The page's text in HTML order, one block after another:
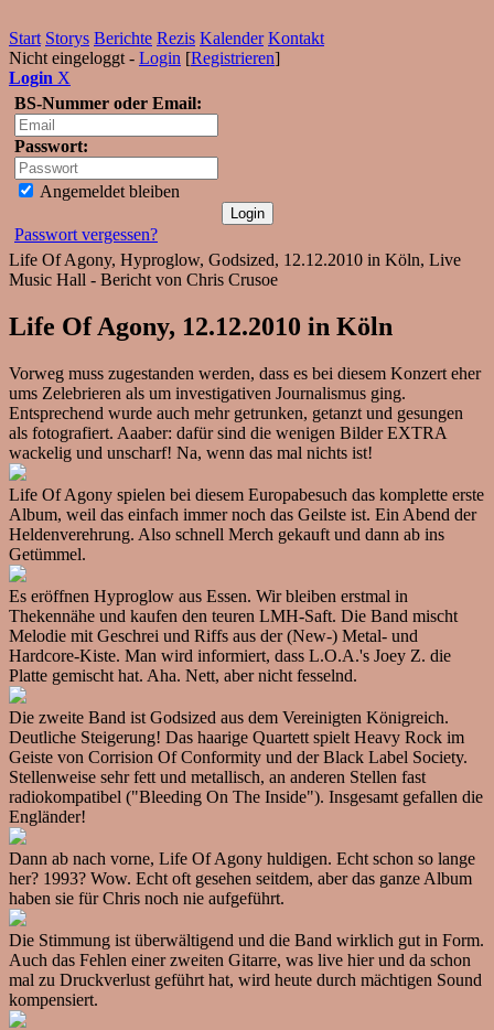
Start Storys Berichte Rezis Kalender Kontakt
Nicht eingeloggt - Login [Registrieren]
Login X
BS-Nummer oder Email:
Passwort:
Angemeldet bleiben
Passwort vergessen?
Life Of Agony, Hyproglow, Godsized, 12.12.2010 in Köln, Live
Music Hall - Bericht von Chris Crusoe
Life Of Agony, 12.12.2010 in Köln
Vorweg muss zugestanden werden, dass es bei diesem Konzert eher
ums Zelebrieren als um investigativen Journalismus ging.
Entsprechend wurde auch mehr getrunken, getanzt und gesungen
als fotografiert. Aaaber: dafür sind die wenigen Bilder EXTRA
wackelig und unscharf! Na, wenn das mal nichts ist!
Life Of Agony spielen bei diesem Europabesuch das komplette erste
Album, weil das einfach immer noch das Geilste ist. Ein Abend der
Heldenverehrung. Also schnell Merch gekauft und dann ab ins
Getümmel.
Es eröffnen Hyproglow aus Essen. Wir bleiben erstmal in
Thekennähe und kaufen den teuren LMH-Saft. Die Band mischt
Melodie mit Geschrei und Riffs aus der (New-) Metal- und
Hardcore-Kiste. Man wird informiert, dass L.O.A.'s Joey Z. die
Platte gemischt hat. Aha. Nett, aber nicht fesselnd.
Die zweite Band ist Godsized aus dem Vereinigten Königreich.
Deutliche Steigerung! Das haarige Quartett spielt Heavy Rock im
Geiste von Corrision Of Conformity und der Black Label Society.
Stellenweise sehr fett und metallisch, an anderen Stellen fast
radiokompatibel ("Bleeding On The Inside"). Insgesamt gefallen die
Engländer!
Dann ab nach vorne, Life Of Agony huldigen. Echt schon so lange
her? 1993? Wow. Echt oft gesehen seitdem, aber das ganze Album
haben sie für Chris noch nie aufgeführt.
Die Stimmung ist überwältigend und die Band wirklich gut in Form.
Auch das Fehlen einer zweiten Gitarre, was live hier und da schon
mal zu Druckverlust geführt hat, wird heute durch mächtigen Sound
kompensiert.